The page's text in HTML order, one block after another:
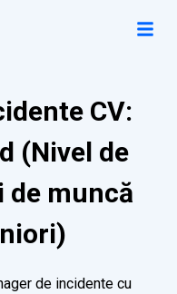
CV:
(Nivel de
muncă
de incidente cu